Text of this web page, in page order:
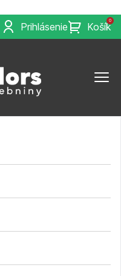
Prihlásenie
0
Košík